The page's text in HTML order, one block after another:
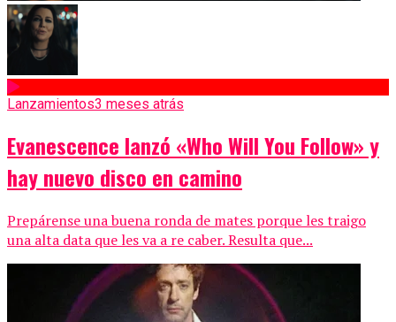
Lanzamientos3 meses atrás
Evanescence lanzó «Who Will You Follow» y
hay nuevo disco en camino
Prepárense una buena ronda de mates porque les traigo
una alta data que les va a re caber. Resulta que...